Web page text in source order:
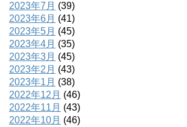
2023年7月 (39)
2023年6月 (41)
2023年5月 (45)
2023年4月 (35)
2023年3月 (45)
2023年2月 (43)
2023年1月 (38)
2022年12月 (46)
2022年11月 (43)
2022年10月 (46)